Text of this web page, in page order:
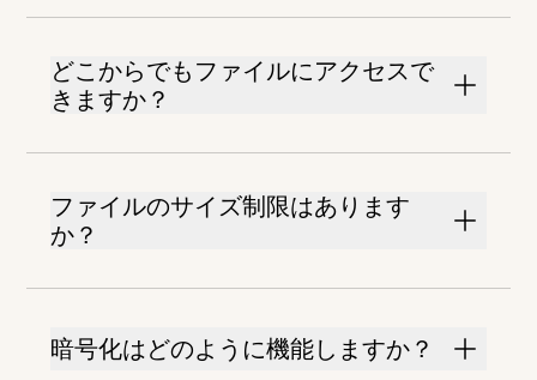
どこからでもファイルにアクセスで
きますか？
ファイルのサイズ制限はあります
か？
暗号化はどのように機能しますか？